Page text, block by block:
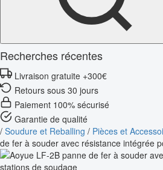
Recherches récentes
Livraison gratuite +300€
Retours sous 30 jours
Paiement 100% sécurisé
Garantie de qualité
/ Soudure et Reballing / Pièces et
de fer à souder avec résistance intégrée